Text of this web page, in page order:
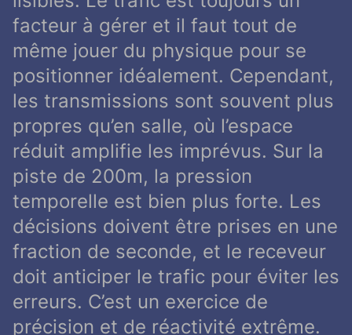
facteur à gérer et il faut tout de
même jouer du physique pour se
positionner idéalement. Cependant,
les transmissions sont souvent plus
propres qu’en salle, où l’espace
réduit amplifie les imprévus. Sur la
piste de 200m, la pression
temporelle est bien plus forte. Les
décisions doivent être prises en une
fraction de seconde, et le receveur
doit anticiper le trafic pour éviter les
erreurs. C’est un exercice de
précision et de réactivité extrême.